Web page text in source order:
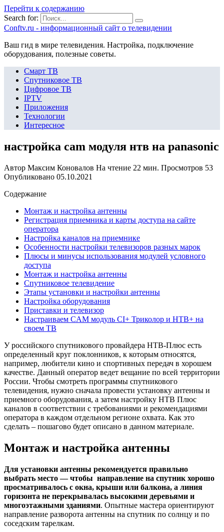
Перейти к содержанию
Search for:
Сonftv.ru - информационный сайт о телевидении
Ваш гид в мире телевидения. Настройка, подключение
оборудования, полезные советы.
Смарт ТВ
Спутниковое ТВ
Цифровое ТВ
IPTV
Приложения
Технологии
Интересное
настройка cam модуля нтв на panasonic
Автор Максим Коновалов На чтение 22 мин. Просмотров 53
Опубликовано 05.10.2021
Содержание
Монтаж и настройка антенны
Регистрация приемника и карты доступа на сайте
оператора
Настройка каналов на приемнике
Особенности настройки телевизоров разных марок
Плюсы и минусы использования модулей условного
доступа
Монтаж и настройка антенны
Спутниковое телевидение
Этапы установки и настройки антенны
Настройка оборудования
Приставки и телевизор
Настраиваем CAM модуль CI+ Триколор и НТВ+ на
своем ТВ
У российского спутникового провайдера НТВ-Плюс есть
определенный круг поклонников, к которым относятся,
например, любители кино и спортивных передач в хорошем
качестве. Данный оператор ведет вещание по всей территории
России. Чтобы смотреть программы спутникового
телевидения, нужно сначала провести установку антенны и
приемного оборудования, а затем настройку НТВ Плюс
каналов в соответствии с требованиями и рекомендациями
оператора в каждом отдельном регионе охвата. Как это
сделать – пошагово будет описано в данном материале.
Монтаж и настройка антенны
Для установки антенны рекомендуется правильно
выбрать место — чтобы направление на спутник хорошо
просматривалось с окна, крыши или балкона, а линия
горизонта не перекрывалась высокими деревьями и
многоэтажными зданиями. Опытные мастера ориентируют
направление разворота антенны на спутник по солнцу и по
соседским тарелкам.